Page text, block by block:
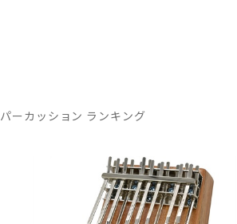
パーカッション ランキング